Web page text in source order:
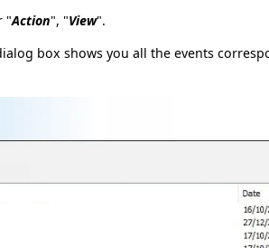
"Action", "View".
box shows you all the events